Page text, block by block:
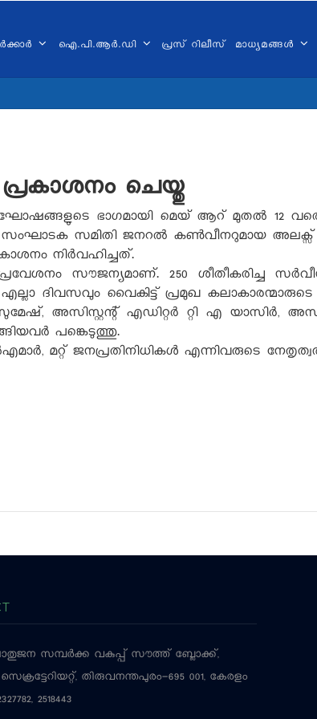
ഐ.പി.ആർ.ഡി പ്രസ് റിലീസ് മാധ്യമങ്ങൾ
ചെയ്തു
ഭാഗമായി മെയ് ആറ് മുതല്‍ 12
സംഘാടക സമിതി ജനറല്‍ കണ്‍വീനറുമായ അലക്സ്
നിര്‍വഹിച്ചത്.
സൗജന്യമാണ്. 250 ശീതീകരിച്ച
ദിവസവും വൈകിട്ട് പ്രമുഖ
അസിസ്റ്റന്റ് എഡിറ്റര്‍ റ്റി എ യാസിര്‍,
പങ്കെടുത്തു.
മറ്റ് ജനപ്രതിനിധികള്‍ എന്നിവരുടെ
സമ്പര്‍ക്ക വകുപ്പ് സൗത്ത് ബ്ലോക്ക്,
തിരുവനന്തപുരം-695 001, കേരളം
2518443